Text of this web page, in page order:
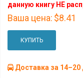
данную книгу НЕ
Ваша цена: $8.41
КУПИТЬ
Доставка за 14–20